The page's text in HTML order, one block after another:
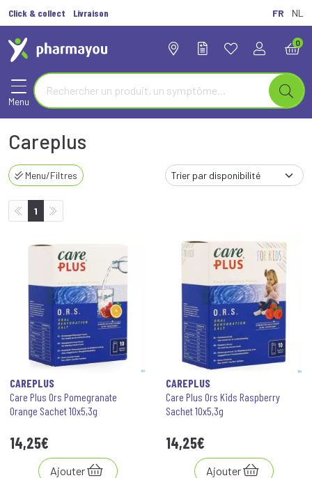
Click & collect Livraison FR NL
0
Menu
Careplus
Menu/Filtres
1
CAREPLUS
Care Plus Ors Pomegranate
Orange Sachet 10x5,3g
14,25€
Ajouter
CAREPLUS
Care Plus Ors Kids Raspberry
Sachet 10x5,3g
14,25€
Ajouter